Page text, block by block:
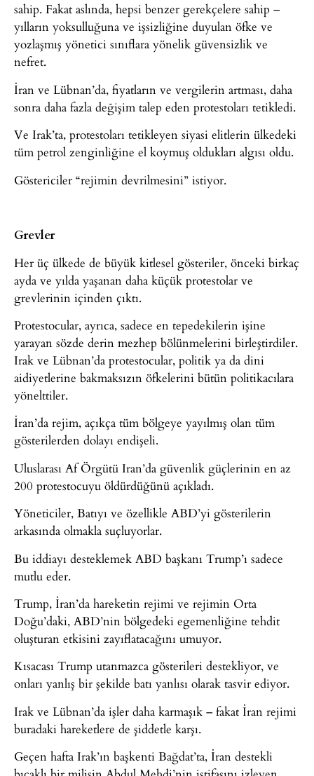
sahip. Fakat aslında, hepsi benzer gerekçelere sahip –
yılların yoksulluğuna ve işsizliğine duyulan öfke ve
yozlaşmış yönetici sınıflara yönelik güvensizlik ve
nefret.
İran ve Lübnan’da, fiyatların ve vergilerin artması, daha
sonra daha fazla değişim talep eden protestoları tetikledi.
Ve Irak’ta, protestoları tetikleyen siyasi elitlerin ülkedeki
tüm petrol zenginliğine el koymuş oldukları algısı oldu.
Göstericiler “rejimin devrilmesini” istiyor.
Grevler
Her üç ülkede de büyük kitlesel gösteriler, önceki birkaç
ayda ve yılda yaşanan daha küçük protestolar ve
grevlerinin içinden çıktı.
Protestocular, ayrıca, sadece en tepedekilerin işine
yarayan sözde derin mezhep bölünmelerini birleştirdiler.
Irak ve Lübnan’da protestocular, politik ya da dini
aidiyetlerine bakmaksızın öfkelerini bütün politikacılara
yönelttiler.
İran’da rejim, açıkça tüm bölgeye yayılmış olan tüm
gösterilerden dolayı endişeli.
Uluslarası Af Örgütü Iran’da güvenlik güçlerinin en az
200 protestocuyu öldürdüğünü açıkladı.
Yöneticiler, Batıyı ve özellikle ABD’yi gösterilerin
arkasında olmakla suçluyorlar.
Bu iddiayı desteklemek ABD başkanı Trump’ı sadece
mutlu eder.
Trump, İran’da hareketin rejimi ve rejimin Orta
Doğu’daki, ABD’nin bölgedeki egemenliğine tehdit
oluşturan etkisini zayıflatacağını umuyor.
Kısacası Trump utanmazca gösterileri destekliyor, ve
onları yanlış bir şekilde batı yanlısı olarak tasvir ediyor.
Irak ve Lübnan’da işler daha karmaşık – fakat İran rejimi
buradaki hareketlere de şiddetle karşı.
Geçen hafta Irak’ın başkenti Bağdat’ta, İran destekli